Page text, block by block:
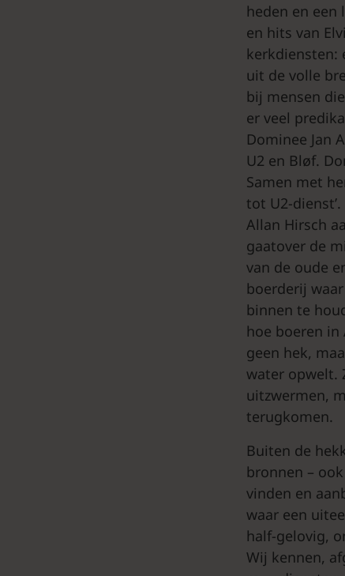
heden en
en hits van
kerkdiensten:
uit de volle
bij mensen
er veel
Dominee Jan
U2 en Bløf.
Samen met
tot U2-
Allan Hirsch
gaatover de
van de oude
boerderij
binnen te
hoe boeren in
geen hek,
water opwelt.
uitzwermen,
terugkomen.
Buiten de
bronnen –
vinden en
waar een
half-gelovig,
Wij kennen,